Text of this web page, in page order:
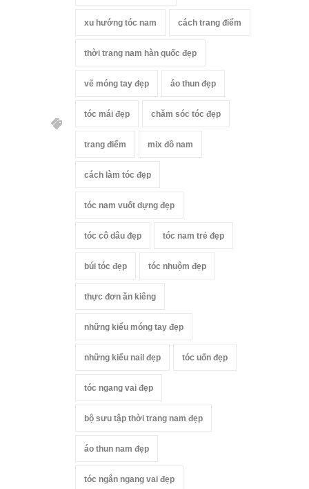
xu hướng tóc nam cách trang điểm
thời trang nam hàn quốc đẹp
vẽ móng tay đẹp áo thun đẹp
tóc mái đẹp chăm sóc tóc đẹp
trang điểm mix đồ nam
cách làm tóc đẹp
tóc nam vuốt dựng đẹp
tóc cô dâu đẹp tóc nam trẻ đẹp
búi tóc đẹp tóc nhuộm đẹp
thực đơn ăn kiêng
những kiểu móng tay đẹp
những kiểu nail đẹp tóc uốn đẹp
tóc ngang vai đẹp
bộ sưu tập thời trang nam đẹp
áo thun nam đẹp
tóc ngắn ngang vai đẹp